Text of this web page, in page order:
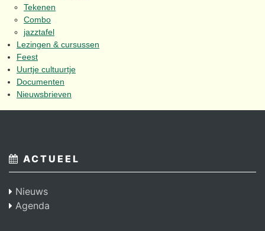
Tekenen
Combo
jazztafel
Lezingen & cursussen
Feest
Uurtje cultuurtje
Documenten
Nieuwsbrieven
ACTUEEL
Nieuws
Agenda